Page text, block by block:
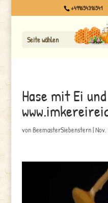
+499654316541
Seite wählen
Hase mit Ei
vonBeemasterSiebenstern|